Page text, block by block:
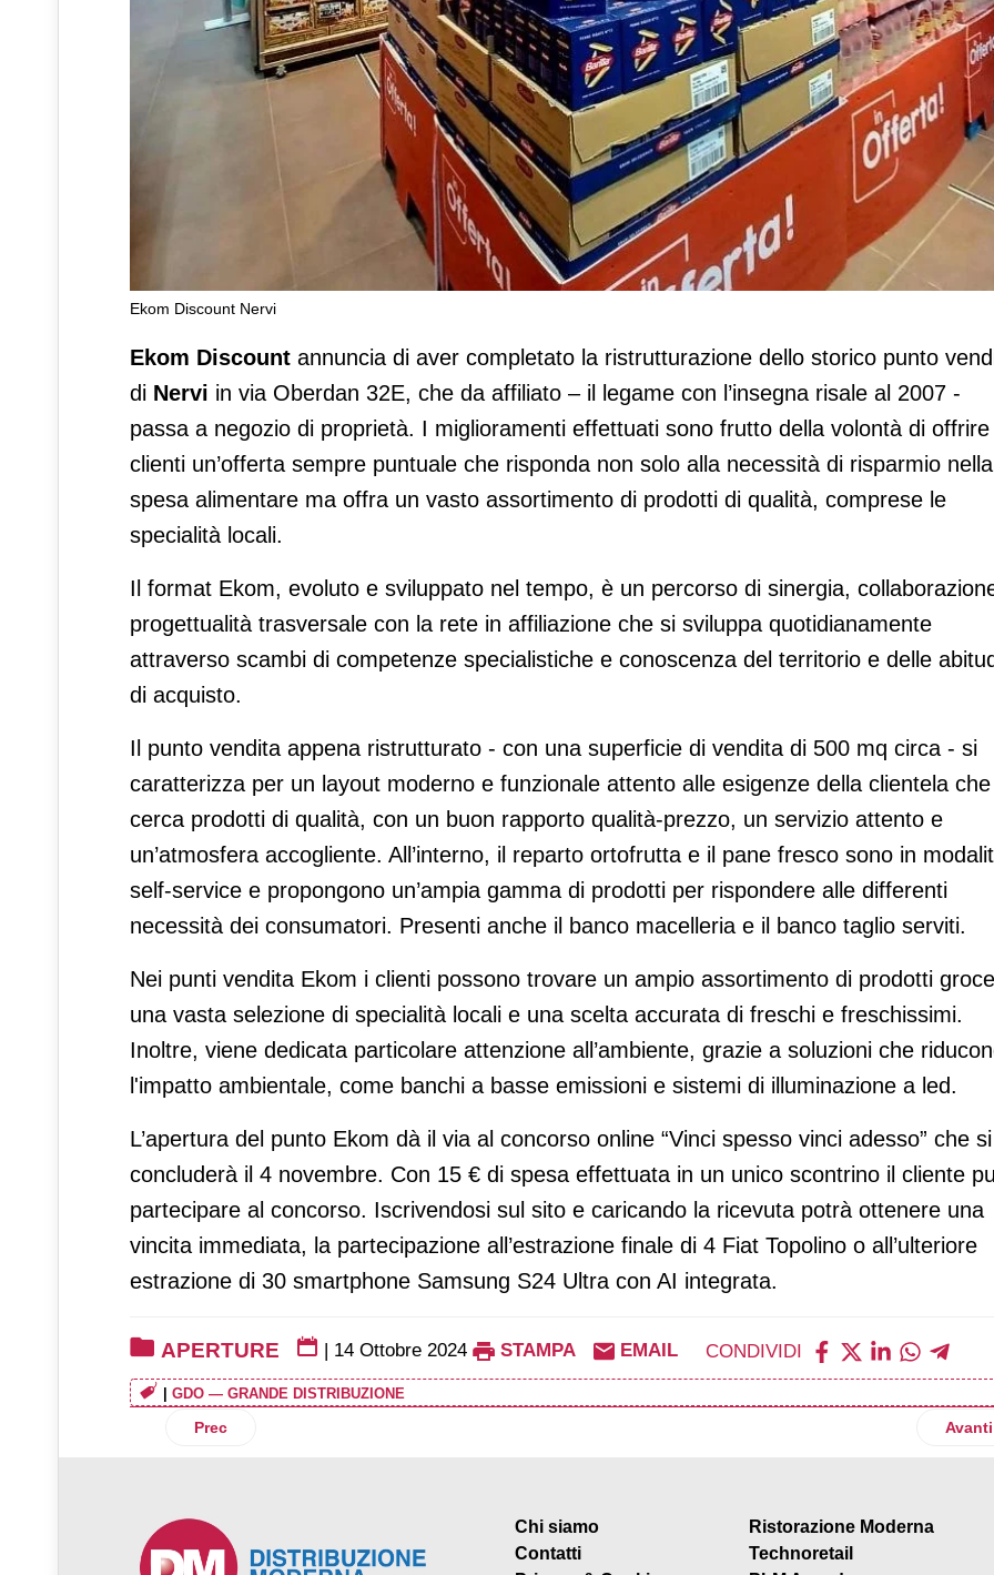
Ekom Discount Nervi
Ekom annuncia la ristrutturazione del punto vendita di Nervi
Ekom Discount annuncia di aver completato la ristrutturazione dello storico punto
di Nervi in via Oberdan 32E, che da affiliato – il legame con l’insegna risale al 2007 -
passa a negozio di proprietà. I miglioramenti effettuati sono frutto della volontà di offrire
clienti un’offerta sempre puntuale che risponda non solo alla necessità di risparmio nella
spesa alimentare ma offra un vasto assortimento di prodotti di qualità, comprese le
specialità locali.
Il format Ekom, evoluto e sviluppato nel tempo, è un percorso di sinergia,
progettualità trasversale con la rete in affiliazione che si sviluppa quotidianamente
attraverso scambi di competenze specialistiche e conoscenza del territorio e delle
di acquisto.
Il punto vendita appena ristrutturato - con una superficie di vendita di 500 mq circa - si
caratterizza per un layout moderno e funzionale attento alle esigenze della clientela che
cerca prodotti di qualità, con un buon rapporto qualità-prezzo, un servizio attento e
un’atmosfera accogliente. All’interno, il reparto ortofrutta e il pane fresco sono in
self-service e propongono un’ampia gamma di prodotti per rispondere alle differenti
necessità dei consumatori. Presenti anche il banco macelleria e il banco taglio serviti.
Nei punti vendita Ekom i clienti possono trovare un ampio assortimento di prodotti
una vasta selezione di specialità locali e una scelta accurata di freschi e freschissimi.
Inoltre, viene dedicata particolare attenzione all’ambiente, grazie a soluzioni che
l'impatto ambientale, come banchi a basse emissioni e sistemi di illuminazione a led.
L’apertura del punto Ekom dà il via al concorso online “Vinci spesso vinci adesso” che si
concluderà il 4 novembre. Con 15 € di spesa effettuata in un unico scontrino il cliente
partecipare al concorso. Iscrivendosi sul sito e caricando la ricevuta potrà ottenere una
vincita immediata, la partecipazione all’estrazione finale di 4 Fiat Topolino o all’ulteriore
estrazione di 30 smartphone Samsung S24 Ultra con AI integrata.
APERTURE | 14 Ottobre 2024 STAMPA EMAIL CONDIVIDI
| GDO — GRANDE DISTRIBUZIONE
Articolo precedente: Penny Italia inaugura un punto vendita a Sarzana (Sp)
Prec Avanti
Chi siamo
Contatti
Ristorazione Moderna
Technoretail